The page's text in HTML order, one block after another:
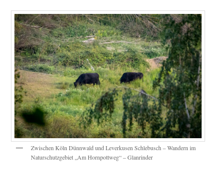
Zwischen Köln Dünnwald und Leverkusen Schlebusch – Wandern im
Naturschutzgebiet „Am Hornpottweg“ – Glanrinder